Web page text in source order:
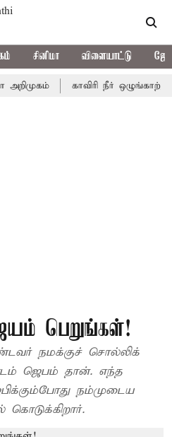
சினிமா விளையாட்டு
காவிரி நீர் ஒழுங்காற்று குழு
பெறுங்கள்!
நமக்குச் சொல்லிக்
ஜெபம் தான். எந்த
நம்முடைய
கொடுக்கிறார்.